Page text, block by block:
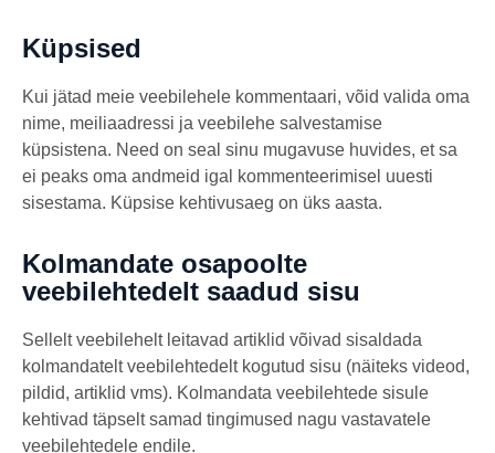
Küpsised
Kui jätad meie veebilehele kommentaari, võid valida oma
nime, meiliaadressi ja veebilehe salvestamise
küpsistena. Need on seal sinu mugavuse huvides, et sa
ei peaks oma andmeid igal kommenteerimisel uuesti
sisestama. Küpsise kehtivusaeg on üks aasta.
Kolmandate osapoolte
veebilehtedelt saadud sisu
Sellelt veebilehelt leitavad artiklid võivad sisaldada
kolmandatelt veebilehtedelt kogutud sisu (näiteks videod,
pildid, artiklid vms). Kolmandata veebilehtede sisule
kehtivad täpselt samad tingimused nagu vastavatele
veebilehtedele endile.